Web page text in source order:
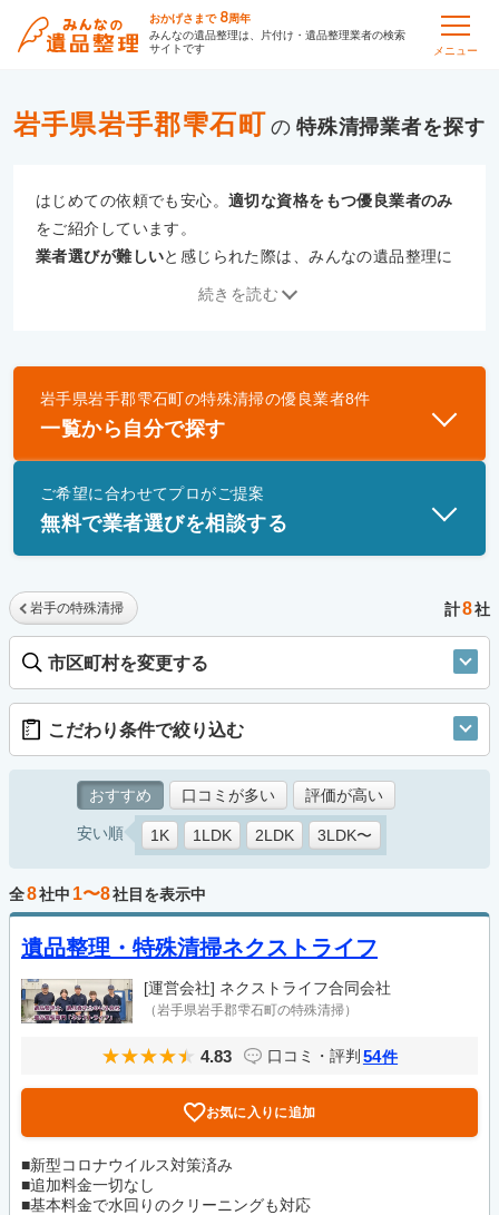
おかげさまで 8周年
みんなの遺品整理は、片付け・遺品整理業者の検索
サイトです
メニュー
岩手県岩手郡雫石町 の 特殊清掃
はじめての依頼でも安心。適切な資格をもつ優良業者のみ
をご紹介しています。
業者選びが難しいと感じられた際は、みんなの遺品整理に
優良業者とは
一般財団法人遺品整理認定協会、および一般社団法
士」資格を持つ事業者のみ掲載しています。
続きを読む
岩手県岩手郡雫石町の特殊清掃の優良業者8件
一覧から自分で探す
ご希望に合わせてプロがご提案
無料で業者選びを相談する
岩手の特殊清掃 計8社
市区町村を変更する
こだわり条件で絞り込む
おすすめ 口コミが多い 評価が高い
安い順 1K 1LDK 2LDK 3LDK〜
全8社中 1〜8社目を表示中
遺品整理・特殊清掃ネクストライフ
[運営会社] ネクストライフ合同会社
（岩手県岩手郡雫石町の特殊清掃）
4.83 口コミ・評判 54件
お気に入りに追加
■新型コロナウイルス対策済み
■追加料金一切なし
■基本料金で水回りのクリーニングも対応